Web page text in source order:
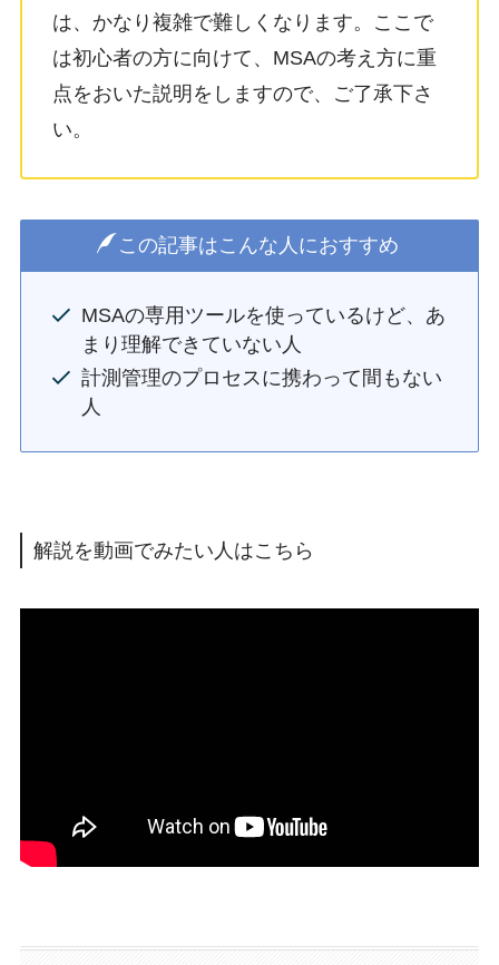
は、かなり複雑で難しくなります。ここで
は初心者の方に向けて、MSAの考え方に重
点をおいた説明をしますので、ご了承下さ
い。
この記事はこんな人におすすめ
MSAの専用ツールを使っているけど、あ
まり理解できていない人
計測管理のプロセスに携わって間もない
人
解説を動画でみたい人はこちら